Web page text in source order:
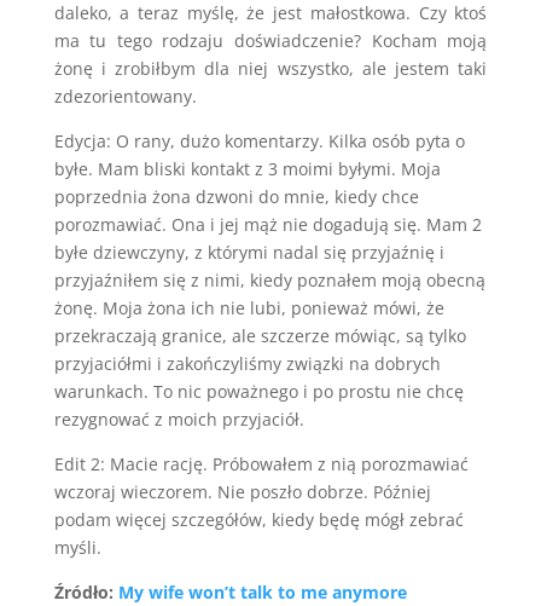
daleko, a teraz myślę, że jest małostkowa. Czy ktoś
ma tu tego rodzaju doświadczenie? Kocham moją
żonę i zrobiłbym dla niej wszystko, ale jestem taki
zdezorientowany.
Edycja: O rany, dużo komentarzy. Kilka osób pyta o
byłe. Mam bliski kontakt z 3 moimi byłymi. Moja
poprzednia żona dzwoni do mnie, kiedy chce
porozmawiać. Ona i jej mąż nie dogadują się. Mam 2
byłe dziewczyny, z którymi nadal się przyjaźnię i
przyjaźniłem się z nimi, kiedy poznałem moją obecną
żonę. Moja żona ich nie lubi, ponieważ mówi, że
przekraczają granice, ale szczerze mówiąc, są tylko
przyjaciółmi i zakończyliśmy związki na dobrych
warunkach. To nic poważnego i po prostu nie chcę
rezygnować z moich przyjaciół.
Edit 2: Macie rację. Próbowałem z nią porozmawiać
wczoraj wieczorem. Nie poszło dobrze. Później
podam więcej szczegółów, kiedy będę mógł zebrać
myśli.
Źródło: My wife won’t talk to me anymore